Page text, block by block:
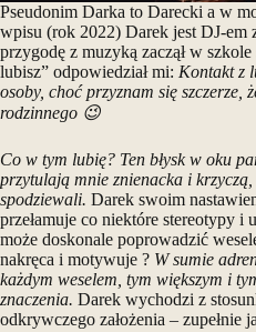
Pseudonim Darka to Darecki a w
wpisu (rok 2022) Darek jest DJ-em
przygodę z muzyką zaczął w
lubisz” odpowiedział mi: Kontakt z
osoby, choć przyznam się szczerze,
rodzinnego 😉
Co w tym lubię? Ten błysk w oku
przytulają mnie znienacka i krzyczą,
spodziewali. Darek swoim
przełamuje co niektóre stereotypy
może doskonale poprowadzić
nakręca i motywuje ? W sumie
każdym weselem, tym większym i
znaczenia. Darek wychodzi z
odkrywczego założenia – zupełnie